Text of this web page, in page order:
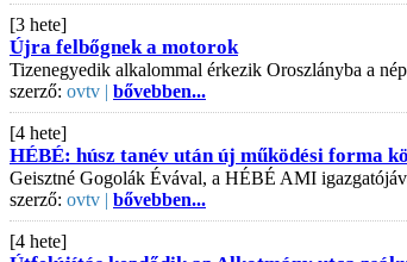
[3 hete]
Újra felbőgnek a motorok
Tizenegyedik alkalommal érkezik Oroszlányba a
szerző: ovtv | bővebben...
[4 hete]
HÉBÉ: húsz tanév után új működési forma
Geisztné Gogolák Évával, a HÉBÉ AMI
szerző: ovtv | bővebben...
[4 hete]